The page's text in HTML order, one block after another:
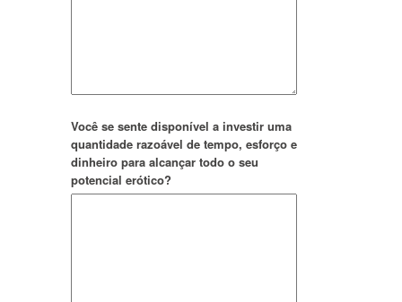
Você se sente disponível a investir uma
quantidade razoável de tempo, esforço e
dinheiro para alcançar todo o seu
potencial erótico?